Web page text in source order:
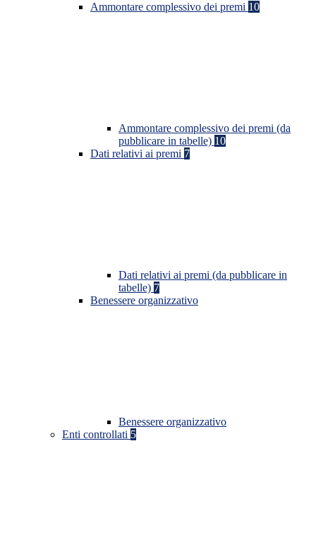
Ammontare complessivo dei premi 10
Ammontare complessivo dei premi (da
pubblicare in tabelle) 10
Dati relativi ai premi 7
Dati relativi ai premi (da pubblicare in
tabelle) 7
Benessere organizzativo
Benessere organizzativo
Enti controllati 5